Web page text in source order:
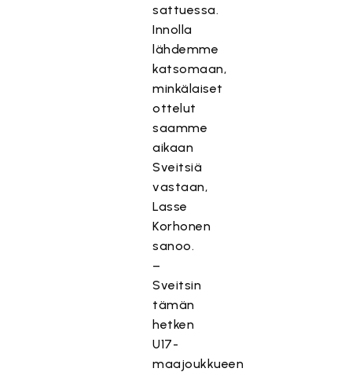
sattuessa.
Innolla
lähdemme
katsomaan,
minkälaiset
ottelut
saamme
aikaan
Sveitsiä
vastaan,
Lasse
Korhonen
sanoo.
–
Sveitsin
tämän
hetken
U17-
maajoukkueen